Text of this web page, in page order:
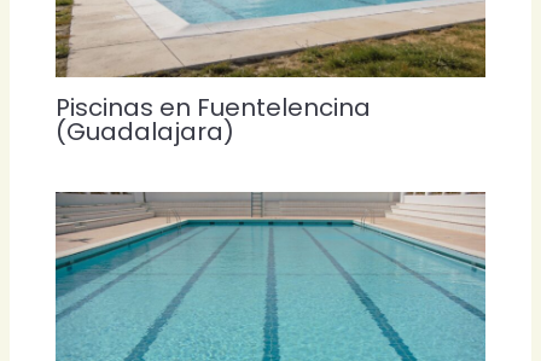
Piscinas en Fuentelencina
(Guadalajara)